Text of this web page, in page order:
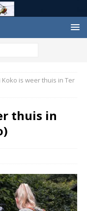
Koko is weer thuis in Ter
thuis in